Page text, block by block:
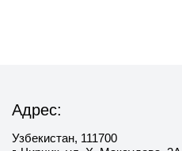
Адрес:
Узбекистан, 111700